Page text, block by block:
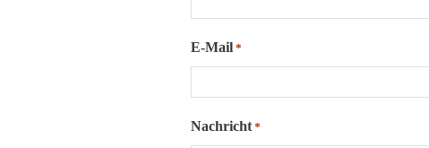
E-Mail *
Nachricht *